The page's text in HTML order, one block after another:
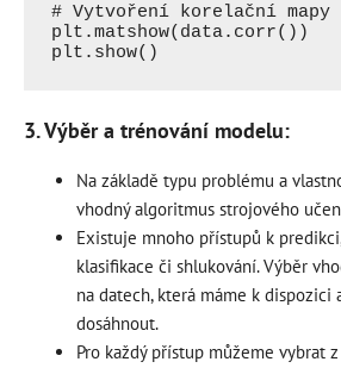
# Vytvoření korelační mapy
plt.matshow(data.corr())
3. Výběr a trénování modelu:
Na základě typu problému a
vhodný algoritmus strojového
Existuje mnoho přístupů k
klasifikace či shlukování. Výběr
na datech, která máme k dispozici
dosáhnout.
Pro každý přístup můžeme vybrat